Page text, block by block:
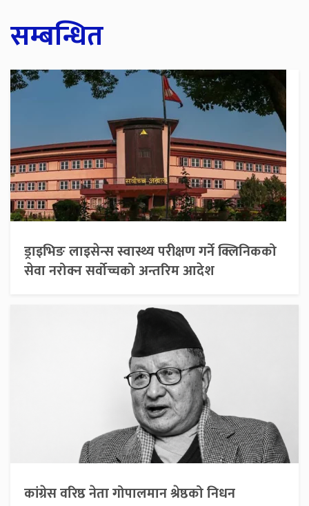
सम्बन्धित
ड्राइभिङ लाइसेन्स स्वास्थ्य परीक्षण गर्ने क्लिनिकको
सेवा नरोक्न सर्वोच्चको अन्तरिम आदेश
कांग्रेस वरिष्ठ नेता गोपालमान श्रेष्ठको निधन